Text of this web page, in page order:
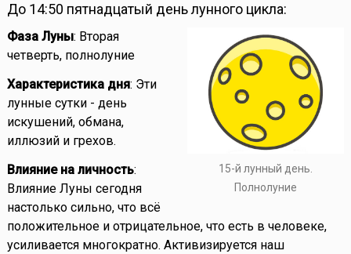
До 14:50 пятнадцатый день лунного цикла:
15-й лунный день.
Полнолуние
Фаза Луны: Вторая
четверть, полнолуние
Характеристика дня: Эти
лунные сутки - день
искушений, обмана,
иллюзий и грехов.
Влияние на личность:
Влияние Луны сегодня
настолько сильно, что всё
положительное и отрицательное, что есть в человеке,
усиливается многократно. Активизируется наш